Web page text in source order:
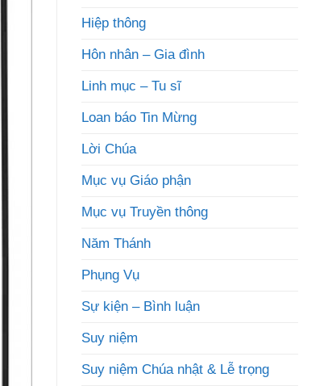
Hiệp thông
Hôn nhân – Gia đình
Linh mục – Tu sĩ
Loan báo Tin Mừng
Lời Chúa
Mục vụ Giáo phận
Mục vụ Truyền thông
Năm Thánh
Phụng Vụ
Sự kiện – Bình luận
Suy niệm
Suy niệm Chúa nhật & Lễ trọng